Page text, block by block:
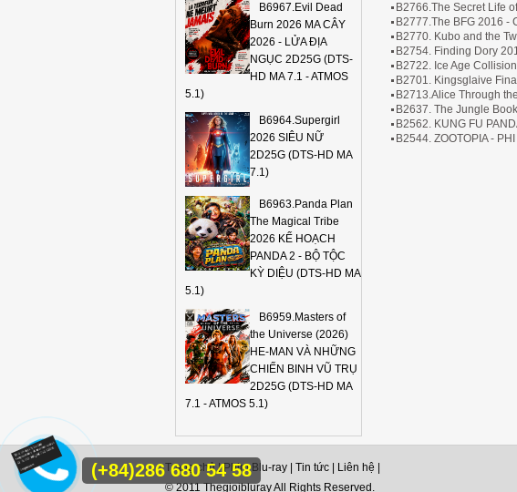
B6967.Evil Dead
Burn 2026 MA CÂY
2026 - LỬA ĐỊA
NGỤC 2D25G (DTS-
HD MA 7.1 - ATMOS
5.1)
B6964.Supergirl
2026 SIÊU NỮ
2D25G (DTS-HD MA
7.1)
B6963.Panda Plan
The Magical Tribe
2026 KẾ HOẠCH
PANDA 2 - BỘ TỘC
KỲ DIỆU (DTS-HD MA
5.1)
B6959.Masters of
the Universe (2026)
HE-MAN VÀ NHỮNG
CHIẾN BINH VŨ TRỤ
2D25G (DTS-HD MA
7.1 - ATMOS 5.1)
B2766.The Secret Life
B2777.The BFG 2016 -
B2770. Kubo and the
B2754. Finding Dory
B2722. Ice Age
B2701. Kingsglaive
B2713.Alice Through
B2637. The Jungle
B2562. KUNG FU
B2544. ZOOTOPIA -
Trang chủ|Phim Blu-ray Tin tức Liên hệ
© 2011 Thegioibluray All Rights Reserved.
(+84)286 680 54 58